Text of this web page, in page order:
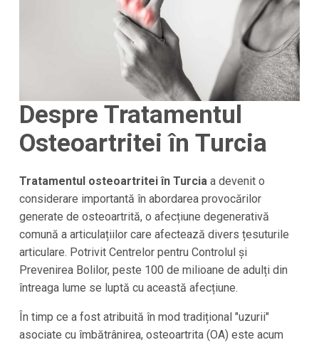
Despre Tratamentul
Osteoartritei în Turcia
Tratamentul osteoartritei în Turciaa devenit o
considerare importantă în abordarea provocărilor
generate de osteoartrită, o afecțiune degenerativă
comună a articulațiilor care afectează divers țesuturile
articulare. Potrivit Centrelor pentru Controlul și
Prevenirea Bolilor, peste 100 de milioane de adulți din
întreaga lume se luptă cu această afecțiune.
În timp ce a fost atribuită în mod tradițional "uzurii"
asociate cu îmbătrânirea, osteoartrita (OA) este acum